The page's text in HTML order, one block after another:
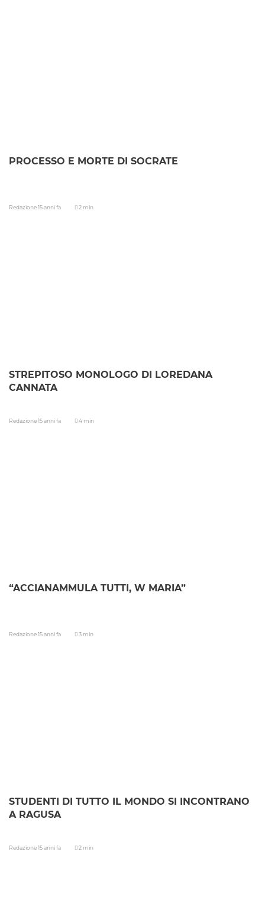
PROCESSO E MORTE DI SOCRATE
Redazione15 anni fa 2 min
STREPITOSO MONOLOGO DI LOREDANA
CANNATA
Redazione15 anni fa 4 min
“ACCIANAMMULA TUTTI, W MARIA”
Redazione15 anni fa 3 min
STUDENTI DI TUTTO IL MONDO SI INCONTRANO
A RAGUSA
Redazione15 anni fa 2 min